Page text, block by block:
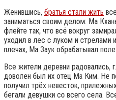
Женившись, братья стали жить
заниматься своим делом: Ма
флейте так, что всё вокруг
уходил в лес с луком и стрелами
плечах, Ма Заук обрабатывал
Все жители деревни радовались,
доволен был их отец Ма Ким. Не
получил трёх невесток,
бегали девушки со всего села.